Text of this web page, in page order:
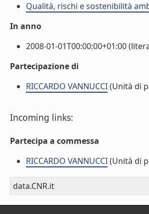
Qualità, rischi e sostenibilità
In anno
2008-01-01T00:00:00+01:00
Partecipazione di
RICCARDO VANNUCCI(Unità di
Incoming links:
Partecipa a commessa
RICCARDO VANNUCCI(Unità di
data.CNR.it